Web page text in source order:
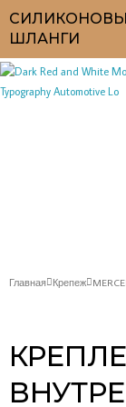
ШЛАНГИ
Главная Крепеж